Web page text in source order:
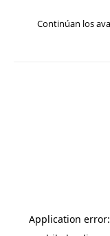
Continúan los